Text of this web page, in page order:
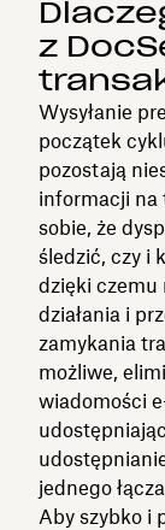
z
Wysyłanie
początek
pozostają
informacji na
sobie, że
śledzić, czy i
dzięki czemu
działania i
zamykania
możliwe,
wiadomości
jednego
Aby szybko i